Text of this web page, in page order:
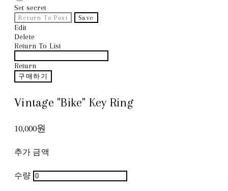
Set secret
Return To Post Save
Edit
Delete
Return To List
Return
구매하기
Vintage "Bike" Key Ring
10,000원
추가 금액
수량